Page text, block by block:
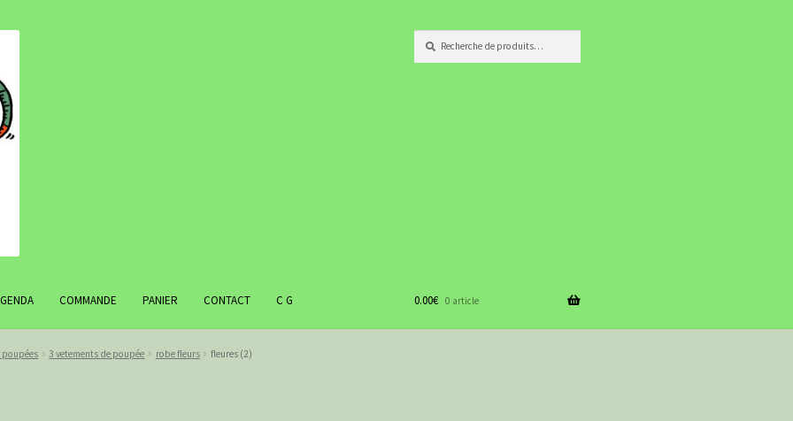
pour :
COMMANDE PANIER CONTACT C G 0.00€ 0 article
poupées 3 vetements de poupée robe fleurs fleures (2)